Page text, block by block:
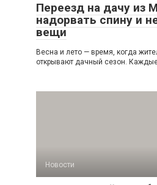
Переезд на дачу из
надорвать спину и
вещи
Весна и лето — время, когда
открывают дачный сезон.
Новости